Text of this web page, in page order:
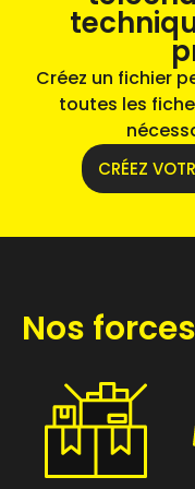
Créez un fichier
toutes les
CRÉEZ
Nos forces